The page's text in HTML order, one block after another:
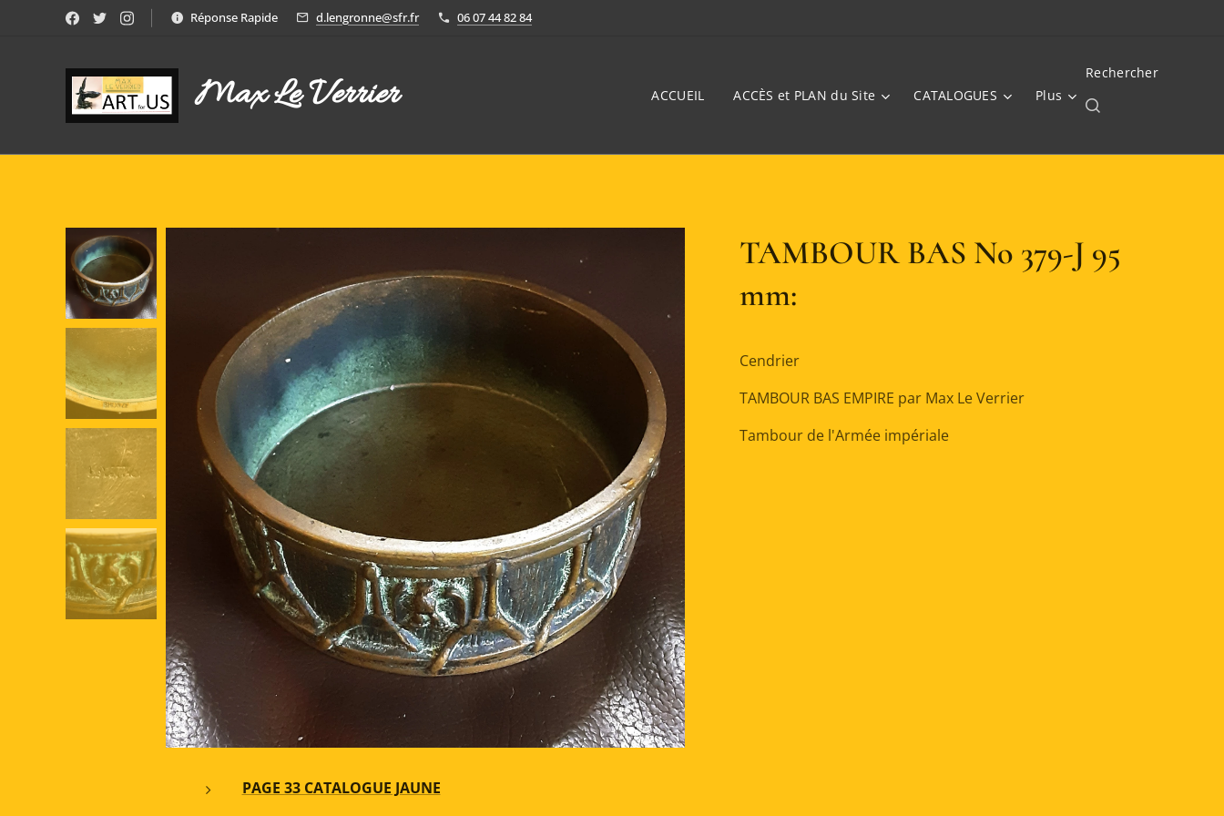
Réponse Rapide d.lengronne@sfr.fr 06 07 44 82 84
Max Le Verrier ACCUEIL ACCÈS et PLAN du Site CATALOGUES Plus
Rechercher
TAMBOUR BAS No 379-J 95
mm:
Cendrier
TAMBOUR BAS EMPIRE par Max Le Verrier
Tambour de l'Armée impériale
PAGE 33 CATALOGUE JAUNE